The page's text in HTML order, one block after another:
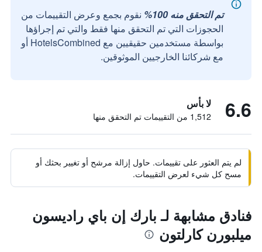
تم التحقق منه 100%
نقوم بجمع وعرض التقييمات من
الحجوزات التي تم التحقق منها فقط والتي تم إجراؤها
بواسطة مستخدمين حقيقيين مع HotelsCombined أو
مع شركائنا الخارجيين الموثوقين.
6.6 لا بأس
1,512 من التقييمات تم التحقق منها
لم يتم العثور على تقييمات. حاول إزالة مرشح أو تغيير بحثك أو
مسح كل شيء لعرض التقييمات.
فنادق مشابهة لـ بارك إن باي راديسون
ميلبورن كارلتون